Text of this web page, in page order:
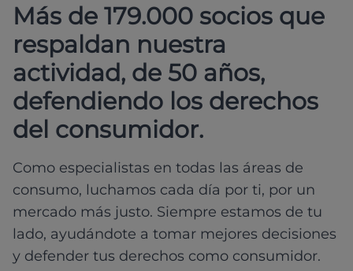
Más de 179.000 socios que
respaldan nuestra
actividad, de 50 años,
defendiendo los derechos
del consumidor.
Como especialistas en todas las áreas de
consumo, luchamos cada día por ti, por un
mercado más justo. Siempre estamos de tu
lado, ayudándote a tomar mejores decisiones
y defender tus derechos como consumidor.